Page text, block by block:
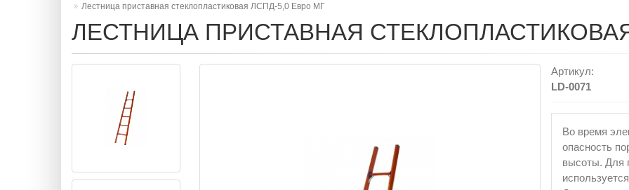
Лестница приставная стеклопластиковая ЛСПД-5,0 Евро МГ
ЛЕСТНИЦА ПРИСТАВНАЯ
Артикул:
LD-0071
Во время
опасность
высоты. Для